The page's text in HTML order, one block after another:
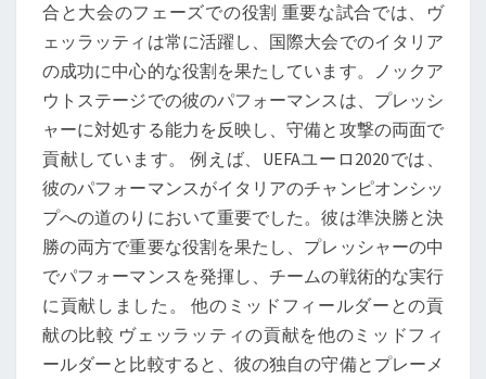
合と大会のフェーズでの役割 重要な試合では、ヴ
ェッラッティは常に活躍し、国際大会でのイタリア
の成功に中心的な役割を果たしています。ノックア
ウトステージでの彼のパフォーマンスは、プレッシ
ャーに対処する能力を反映し、守備と攻撃の両面で
貢献しています。 例えば、UEFAユーロ2020では、
彼のパフォーマンスがイタリアのチャンピオンシッ
プへの道のりにおいて重要でした。彼は準決勝と決
勝の両方で重要な役割を果たし、プレッシャーの中
でパフォーマンスを発揮し、チームの戦術的な実行
に貢献しました。 他のミッドフィールダーとの貢
献の比較 ヴェッラッティの貢献を他のミッドフィ
ールダーと比較すると、彼の独自の守備とプレーメ